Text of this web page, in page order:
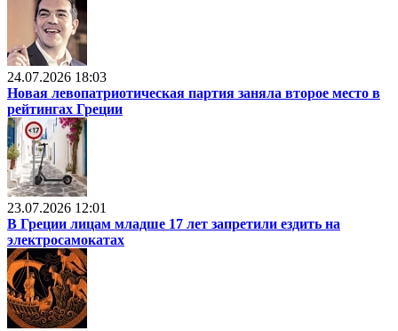
24.07.2026 18:03
Новая левопатриотическая партия заняла второе место в
рейтингах Греции
23.07.2026 12:01
В Греции лицам младше 17 лет запретили ездить на
электросамокатах